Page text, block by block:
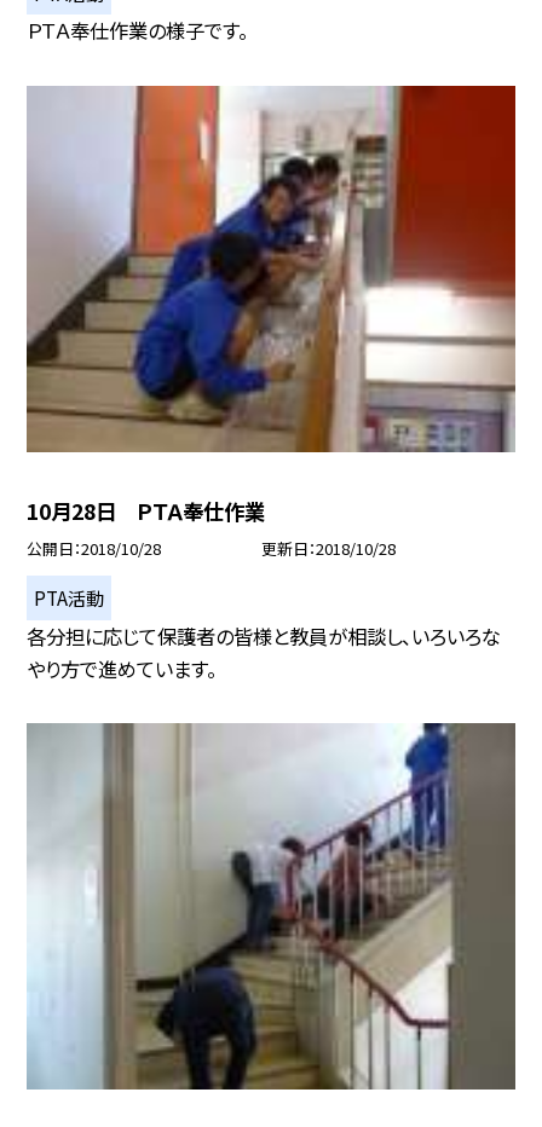
ＰＴＡ奉仕作業の様子です。
10月28日 ＰＴＡ奉仕作業
公開日 2018/10/28 更新日 2018/10/28
PTA活動
各分担に応じて保護者の皆様と教員が相談し、いろいろな
やり方で進めています。